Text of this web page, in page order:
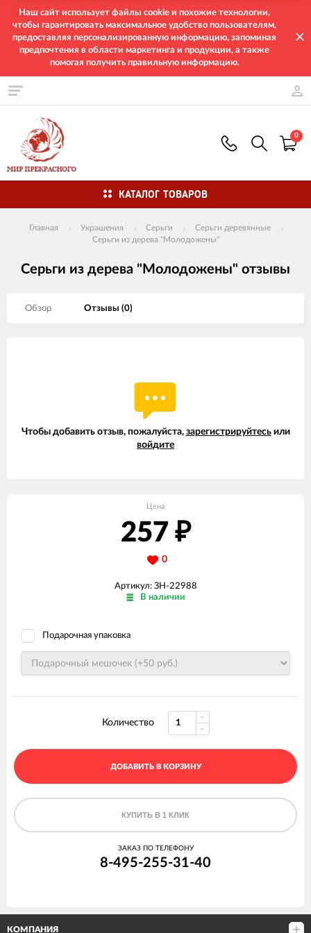
Наш сайт использует файлы cookie и похожие технологии,
чтобы гарантировать максимальное удобство пользователям,
предоставляя персонализированную информацию, запоминая
предпочтения в области маркетинга и продукции, а также
помогая получить правильную информацию.
0
КАТАЛОГ ТОВАРОВ
Главная Украшения Серьги
Серьги деревянные
Серьги из дерева "Молодожены"
Серьги из дерева "Молодожены" отзывы
Обзор Отзывы (0)
Чтобы добавить отзыв, пожалуйста, зарегистрируйтесьили
войдите
Цена
257 ₽
0
Артикул: ЗН-22988
В наличии
Подарочная упаковка
Количество
ДОБАВИТЬ В КОРЗИНУ
КУПИТЬ В 1 КЛИК
ЗАКАЗ ПО ТЕЛЕФОНУ
8-495-255-31-40
КОМПАНИЯ